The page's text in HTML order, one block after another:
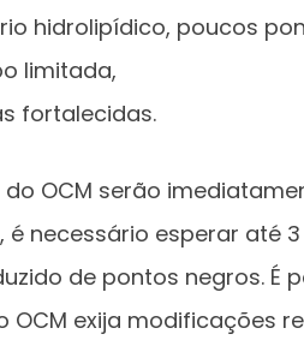
hidrolipídico, poucos
limitada,
fortalecidas.
OCM serão
é necessário esperar até
de pontos negros. É
OCM exija modificações